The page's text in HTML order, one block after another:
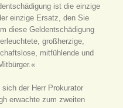
ist die einzige
einzige Ersatz, den Sie
diese Geldentschädigung
großherzige,
mitfühlende und
der Herr Prokurator
erwachte zum zweiten